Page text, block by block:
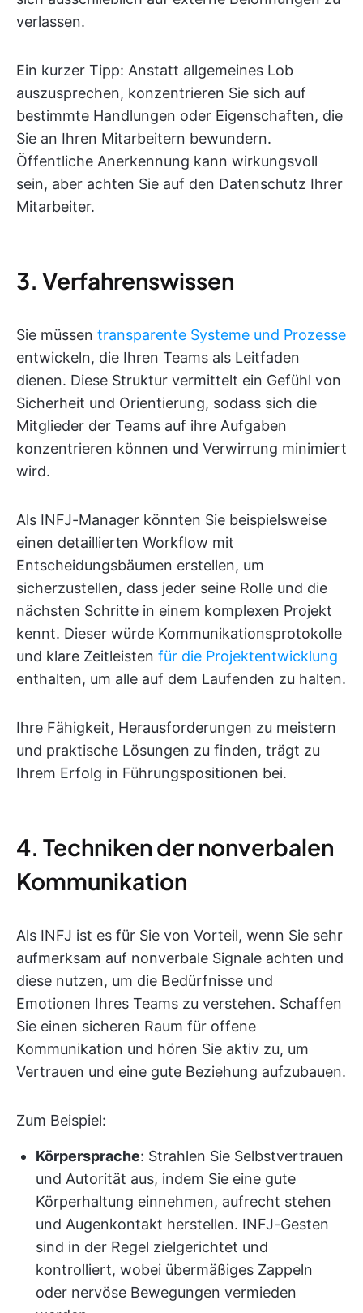
verlassen.
Ein kurzer Tipp: Anstatt allgemeines Lob
auszusprechen, konzentrieren Sie sich auf
bestimmte Handlungen oder Eigenschaften, die
Sie an Ihren Mitarbeitern bewundern.
Öffentliche Anerkennung kann wirkungsvoll
sein, aber achten Sie auf den Datenschutz Ihrer
Mitarbeiter.
3. Verfahrenswissen
Sie müssen transparente Systeme und Prozesse
entwickeln, die Ihren Teams als Leitfaden
dienen. Diese Struktur vermittelt ein Gefühl von
Sicherheit und Orientierung, sodass sich die
Mitglieder der Teams auf ihre Aufgaben
konzentrieren können und Verwirrung minimiert
wird.
Als INFJ-Manager könnten Sie beispielsweise
einen detaillierten Workflow mit
Entscheidungsbäumen erstellen, um
sicherzustellen, dass jeder seine Rolle und die
nächsten Schritte in einem komplexen Projekt
kennt. Dieser würde Kommunikationsprotokolle
und klare Zeitleisten für die Projektentwicklung
enthalten, um alle auf dem Laufenden zu halten.
Ihre Fähigkeit, Herausforderungen zu meistern
und praktische Lösungen zu finden, trägt zu
Ihrem Erfolg in Führungspositionen bei.
4. Techniken der nonverbalen
Kommunikation
Als INFJ ist es für Sie von Vorteil, wenn Sie sehr
aufmerksam auf nonverbale Signale achten und
diese nutzen, um die Bedürfnisse und
Emotionen Ihres Teams zu verstehen. Schaffen
Sie einen sicheren Raum für offene
Kommunikation und hören Sie aktiv zu, um
Vertrauen und eine gute Beziehung aufzubauen.
Zum Beispiel:
Körpersprache: Strahlen Sie Selbstvertrauen
und Autorität aus, indem Sie eine gute
Körperhaltung einnehmen, aufrecht stehen
und Augenkontakt herstellen. INFJ-Gesten
sind in der Regel zielgerichtet und
kontrolliert, wobei übermäßiges Zappeln
oder nervöse Bewegungen vermieden